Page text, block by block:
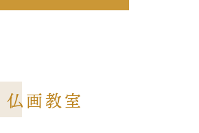
仏画教室